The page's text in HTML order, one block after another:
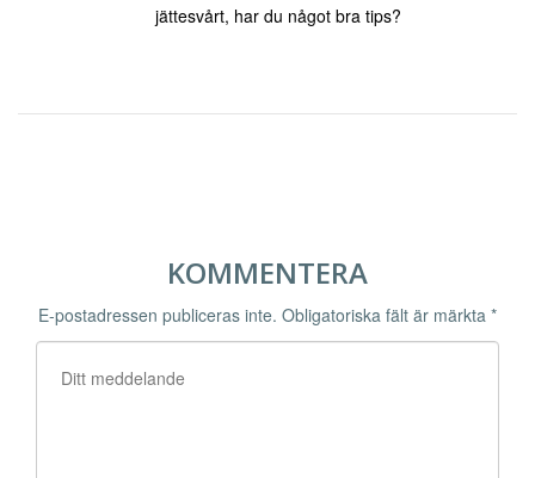
jättesvårt, har du något bra tips?
KOMMENTERA
E-postadressen publiceras inte. Obligatoriska fält är märkta *